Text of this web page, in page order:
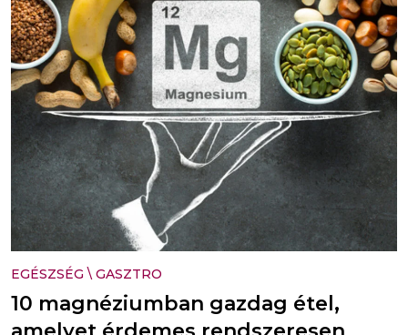
EGÉSZSÉG \ GASZTRO
10 magnéziumban gazdag étel,